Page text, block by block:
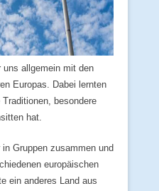
allgemein mit den
Europas. Dabei lernten
besondere
hat.
Gruppen zusammen und
europäischen
ein anderes Land aus